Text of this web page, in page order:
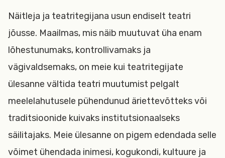
Näitleja ja teatritegijana usun endiselt teatri
jõusse. Maailmas, mis näib muutuvat üha enam
lõhestunumaks, kontrollivamaks ja
vägivaldsemaks, on meie kui teatritegijate
ülesanne vältida teatri muutumist pelgalt
meelelahutusele pühendunud äriettevõtteks või
traditsioonide kuivaks institutsionaalseks
säilitajaks. Meie ülesanne on pigem edendada selle
võimet ühendada inimesi, kogukondi, kultuure ja